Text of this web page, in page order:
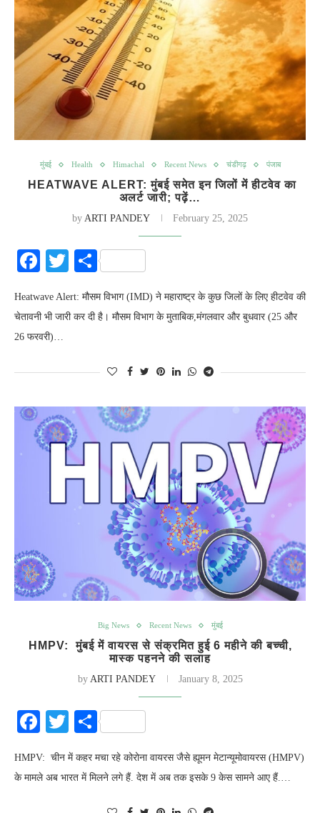
मुंबई Health Himachal Recent News चंडीगढ़ पंजाब
HEATWAVE ALERT: मुंबई समेत इन जिलों में हीटवेव का
अलर्ट जारी; पढ़ें…
by ARTI PANDEY February 25, 2025
Facebook
Twitter
Share
Heatwave Alert: मौसम विभाग (IMD) ने महाराष्ट्र के कुछ जिलों के लिए हीटवेव की
चेतावनी भी जारी कर दी है। मौसम विभाग के मुताबिक,मंगलवार और बुधवार (25 और
26 फरवरी)…
Big News Recent News मुंबई
HMPV: मुंबई में वायरस से संक्रमित हुई 6 महीने की बच्ची,
मास्क पहनने की सलाह
by ARTI PANDEY January 8, 2025
Facebook
Twitter
Share
HMPV: चीन में कहर मचा रहे कोरोना वायरस जैसे ह्यूमन मेटान्यूमोवायरस (HMPV)
के मामले अब भारत में मिलने लगे हैं. देश में अब तक इसके 9 केस सामने आए हैं.…